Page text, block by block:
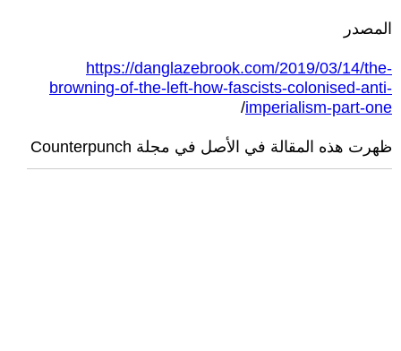
المصدر
https://danglazebrook.com/2019/03/14/the-
browning-of-the-left-how-fascists-colonised-anti-
imperialism-part-one
/
ظهرت هذه المقالة في الأصل في مجلة Counterpunch